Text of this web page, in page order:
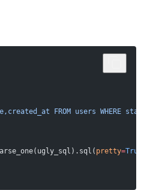
FROM users WHERE
pretty=